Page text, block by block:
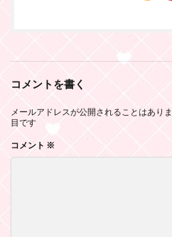
コメントを書く
メールアドレスが公開されることはありま
目です
コメント ※